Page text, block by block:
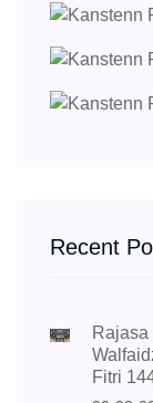
Recent
Fitri